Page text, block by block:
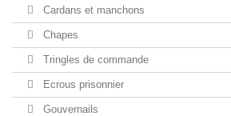
Cardans et manchons
Chapes
Tringles de commande
Ecrous prisonnier
Gouvernails